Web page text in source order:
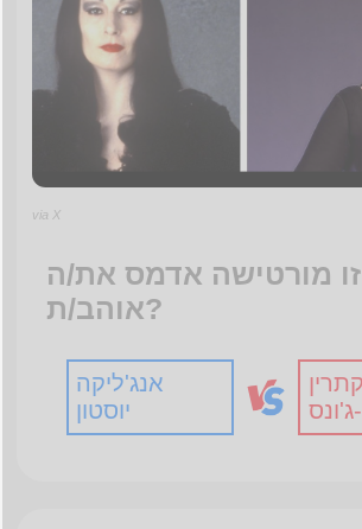
via X
מורטישה אדמס את/ה
אוהב/ת?
אנג'ליקה
יוסטון
קתרין
ג'ונס